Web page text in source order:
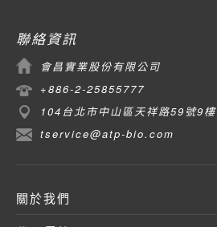
聯絡資訊
會昌實業股份有限公司
+886-2-25855777
104台北市中山區天祥路59號9樓
tservice@atp-bio.com
關於我們